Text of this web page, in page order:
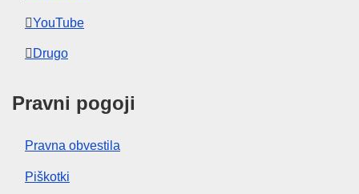
YouTube
Drugo
Pravni pogoji
Pravna obvestila
Piškotki